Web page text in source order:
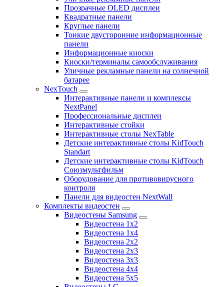
Прозрачные OLED дисплеи
Квадратные панели
Круглые панели
Тонкие двусторонние информационные
панели
Информационные киоски
Киоски/терминалы самообслуживания
Уличные рекламные панели на солнечной
батарее
NexTouch
Интерактивные панели и комплексы
NextPanel
Профессиональные дисплеи
Интерактивные стойки
Интерактивные столы NexTable
Детские интерактивные столы KidTouch
Standart
Детские интерактивные столы KidTouch
Союзмультфильм
Оборудование для противовирусного
контроля
Панели для видеостен NextWall
Комплекты видеостен
Видеостены Samsung
Видеостена 1x2
Видеостена 1x4
Видеостена 2x2
Видеостена 2х3
Видеостена 3x3
Видеостена 4x4
Видеостена 5x5